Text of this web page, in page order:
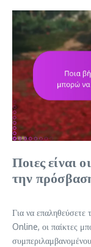
Ποιες είναι
την
Για να
Online, οι παίκτες